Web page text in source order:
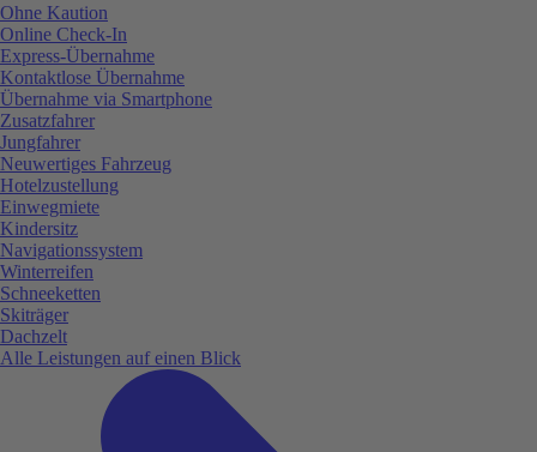
Ohne Kaution
Online Check-In
Express-Übernahme
Kontaktlose Übernahme
Übernahme via Smartphone
Zusatzfahrer
Jungfahrer
Neuwertiges Fahrzeug
Hotelzustellung
Einwegmiete
Kindersitz
Navigationssystem
Winterreifen
Schneeketten
Skiträger
Dachzelt
Alle Leistungen auf einen Blick